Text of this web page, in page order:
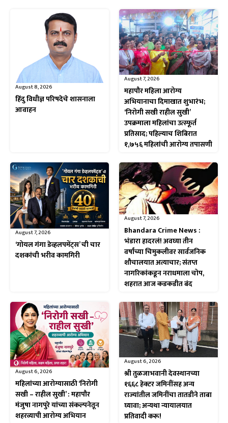
August 8, 2026
हिंदु विधीज्ञ परिषदेचे शासनाला
आवाहन
August 7, 2026
महापौर महिला आरोग्य
अभियानाचा दिमाखात शुभारंभ;
‘निरोगी सखी राहील सुखी’
उपक्रमाला महिलांचा उत्स्फूर्त
प्रतिसाद; पहिल्याच शिबिरात
१,७५६ महिलांची आरोग्य तपासणी
August 7, 2026
‘गोयल गंगा डेव्हलपमेंट्स’ ची चार
दशकांची भरीव कामगिरी
August 7, 2026
Bhandara Crime News :
भंडारा हादरलं! अवघ्या तीन
वर्षांच्या चिमुकलीवर सार्वजनिक
शौचालयात अत्याचार; संतप्त
नागरिकांकडून नराधमाला चोप,
शहरात आज कडकडीत बंद
August 6, 2026
महिलांच्या आरोग्यासाठी ‘निरोगी
सखी – राहील सुखी’ : महापौर
मंजुषा नागपुरे यांच्या संकल्पनेतून
शहरव्यापी आरोग्य अभियान
August 6, 2026
श्री तुळजाभवानी देवस्थानच्या
१६६८ हेक्टर जमिनींसह अन्य
राज्यांतील जमिनींचा तातडीने ताबा
घ्यावा; अन्यथा न्यायालयात
प्रतिवादी करू!